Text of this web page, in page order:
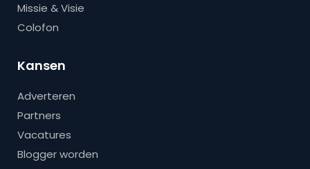
Missie & Visie
Colofon
Kansen
Adverteren
Partners
Vacatures
Blogger worden